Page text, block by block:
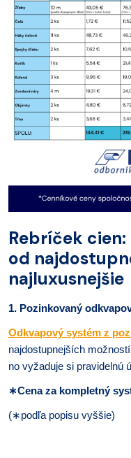
Rebríček
od
najluxusnejšie
1. Pozinkovaný
Odkvapový systém z
najdostupnejších
no vyžaduje si pravidelnú
∗Cena za kompletný
(∗podľa popisu vyššie)